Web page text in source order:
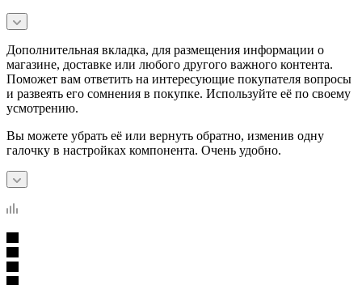
Дополнительная вкладка, для размещения информации о
магазине, доставке или любого другого важного контента.
Поможет вам ответить на интересующие покупателя вопросы
и развеять его сомнения в покупке. Используйте её по своему
усмотрению.
Вы можете убрать её или вернуть обратно, изменив одну
галочку в настройках компонента. Очень удобно.